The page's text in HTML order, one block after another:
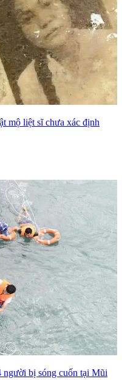
mộ liệt sĩ chưa xác định
người bị sóng cuốn tại Mũi